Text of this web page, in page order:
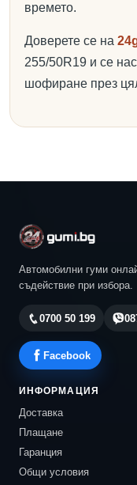
времето.
Доверете се на
255/50R19 и се
шофиране през
Автомобилни гуми
съдействие при избора.
0700 50 199
Facebook
ИНФОРМАЦИЯ
Доставка
Плащане
Гаранция
Общи условия